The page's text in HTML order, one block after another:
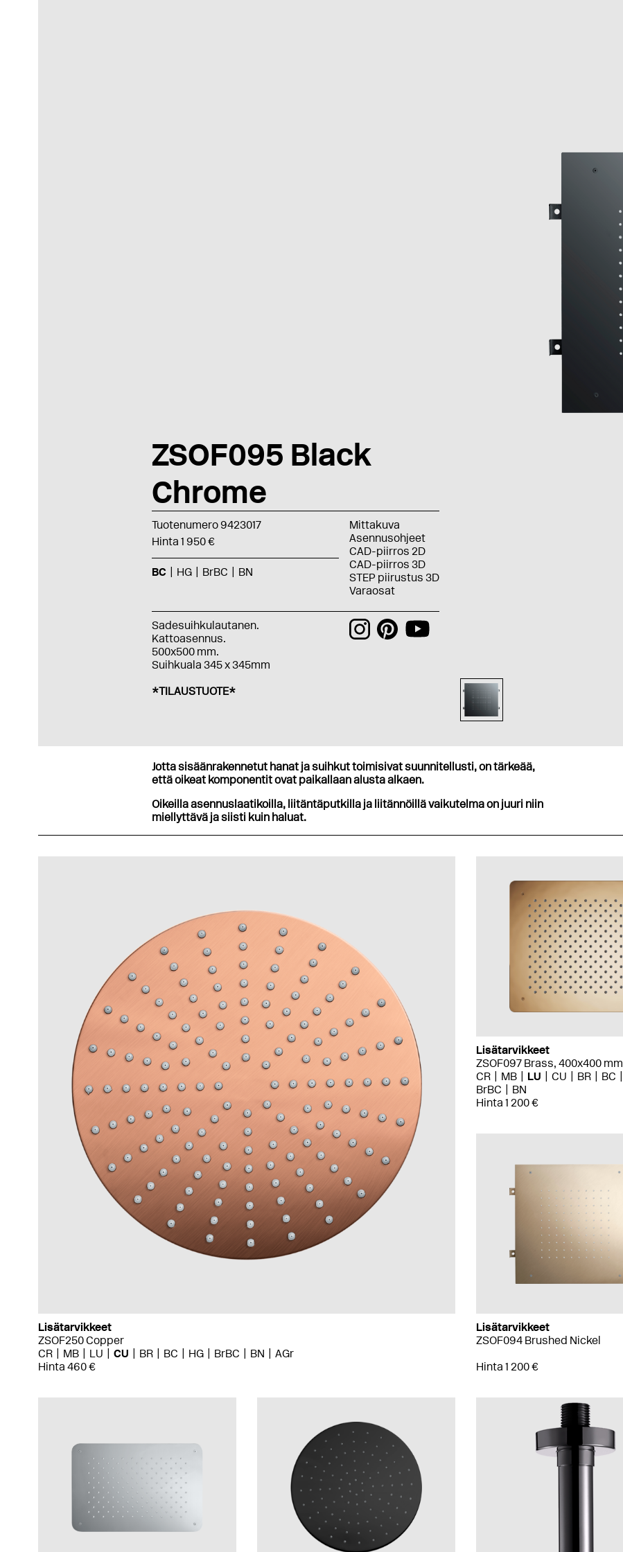
ZSOF095 Black
Chrome
Tuotenumero 9423017
Hinta 1 950 €
BC HG BrBC BN
Mittakuva
Asennusohjeet
CAD-piirros 2D
CAD-piirros 3D
STEP piirustus 3D
Varaosat
Sadesuihkulautanen.
Kattoasennus.
500x500 mm.
Suihkuala 345 x 345mm
*TILAUSTUOTE*
Jotta sisäänrakennetut hanat ja suihkut toimisivat suunnitellusti, on tärkeää,
että oikeat komponentit ovat paikallaan alusta alkaen.
Oikeilla asennuslaatikoilla, liitäntäputkilla ja liitännöillä vaikutelma on juuri niin
miellyttävä ja siisti kuin haluat.
Lisätarvikkeet
ZSOF250 Copper
CR
MB LU CU BR BC HG BrBC BN
AGr
Hinta 460 €
Lisätarvikkeet
ZSOF097 Brass, 400x400 mm
CR
MB LU CU BR BC
BrBC
BN
Hinta 1 200 €
Lisätarvikkeet
ZSOF094 Brushed Nickel
Hinta 1 200 €